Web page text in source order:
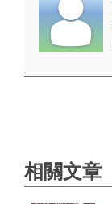
相關文章